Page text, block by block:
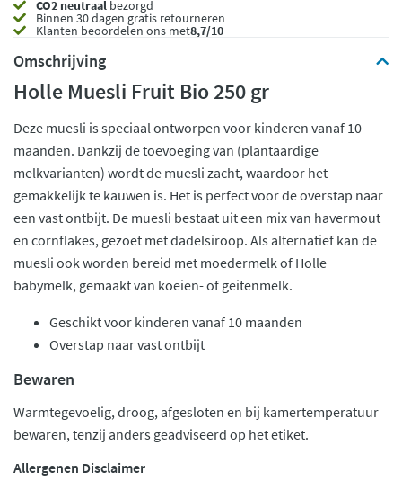
CO2 neutraalbezorgd
Binnen 30 dagen gratis retourneren
Klanten beoordelen ons met8,7/10
Omschrijving
Holle Muesli Fruit Bio 250 gr
Deze muesli is speciaal ontworpen voor kinderen vanaf 10
maanden. Dankzij de toevoeging van (plantaardige
melkvarianten) wordt de muesli zacht, waardoor het
gemakkelijk te kauwen is. Het is perfect voor de overstap naar
een vast ontbijt. De muesli bestaat uit een mix van havermout
en cornflakes, gezoet met dadelsiroop. Als alternatief kan de
muesli ook worden bereid met moedermelk of Holle
babymelk, gemaakt van koeien- of geitenmelk.
Geschikt voor kinderen vanaf 10 maanden
Overstap naar vast ontbijt
Bewaren
Warmtegevoelig, droog, afgesloten en bij kamertemperatuur
bewaren, tenzij anders geadviseerd op het etiket.
Allergenen Disclaimer